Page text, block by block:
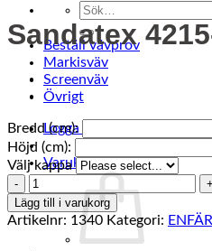
Sök
efter:
Beställ vävprov
Markisväv
Screenväv
Övrigt
Logga in
Varukorg /0kr 0
Sandatex
Bredd (cm):
Höjd (cm):
Välj kappa
Sandatex
4215-
92
Lägg till i varukorg
Artikelnr: 1340 Kategori: